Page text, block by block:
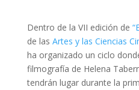
Dentro de la VII edición de
de las Artes y las Ciencias
ha organizado un ciclo
filmografía de Helena
tendrán lugar durante la